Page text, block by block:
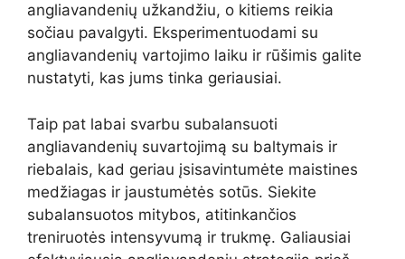
angliavandenių užkandžiu, o kitiems reikia
sočiau pavalgyti. Eksperimentuodami su
angliavandenių vartojimo laiku ir rūšimis galite
nustatyti, kas jums tinka geriausiai.
Taip pat labai svarbu subalansuoti
angliavandenių suvartojimą su baltymais ir
riebalais, kad geriau įsisavintumėte maistines
medžiagas ir jaustumėtės sotūs. Siekite
subalansuotos mitybos, atitinkančios
treniruotės intensyvumą ir trukmę. Galiausiai